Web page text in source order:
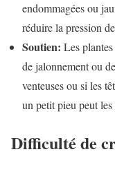
endommagées ou
réduire la pression
Soutien: Les
de jalonnement ou
venteuses ou si les
un petit pieu peut
Difficulté de